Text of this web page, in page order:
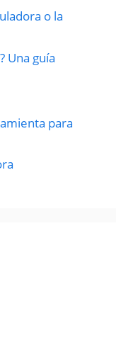
o la
Una guía
para